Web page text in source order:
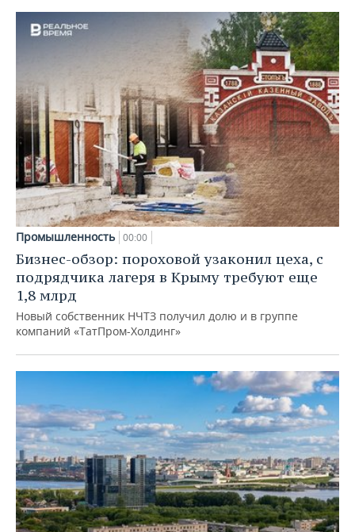
Промышленность 00:00
Бизнес-обзор: пороховой узаконил цеха, с
подрядчика лагеря в Крыму требуют еще
1,8 млрд
Новый собственник НЧТЗ получил долю и в группе
компаний «ТатПром-Холдинг»